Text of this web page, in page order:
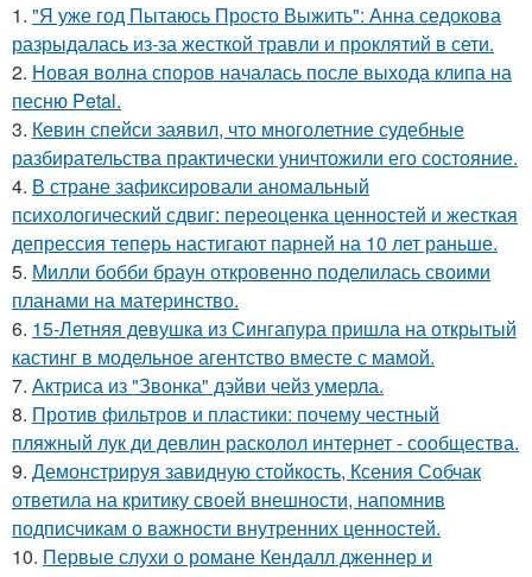
1. "Я уже год Пытаюсь Просто Выжить": Анна седокова
разрыдалась из-за жесткой травли и проклятий в сети.
2. Новая волна споров началась после выхода клипа на
песню Petal.
3. Кевин спейси заявил, что многолетние судебные
разбирательства практически уничтожили его состояние.
4. В стране зафиксировали аномальный
психологический сдвиг: переоценка ценностей и жесткая
депрессия теперь настигают парней на 10 лет раньше.
5. Милли бобби браун откровенно поделилась своими
планами на материнство.
6. 15-Летняя девушка из Сингапура пришла на открытый
кастинг в модельное агентство вместе с мамой.
7. Актриса из "Звонка" дэйви чейз умерла.
8. Против фильтров и пластики: почему честный
пляжный лук ди девлин расколол интернет - сообщества.
9. Демонстрируя завидную стойкость, Ксения Собчак
ответила на критику своей внешности, напомнив
подписчикам о важности внутренних ценностей.
10. Первые слухи о романе Кендалл дженнер и